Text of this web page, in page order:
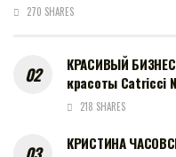
270 SHARES
КРАСИВЫЙ
красоты Catricci
218 SHARES
КРИСТИНА